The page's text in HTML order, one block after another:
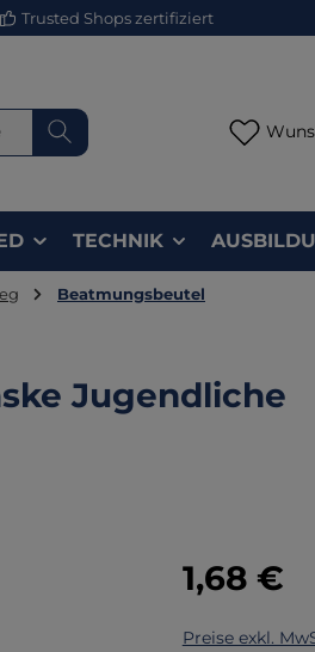
Trusted Shops zertifiziert
TECHNIK
Beatmungsbeutel
Jugendliche
Regulärer Preis:
1,68 €
Preise exkl.